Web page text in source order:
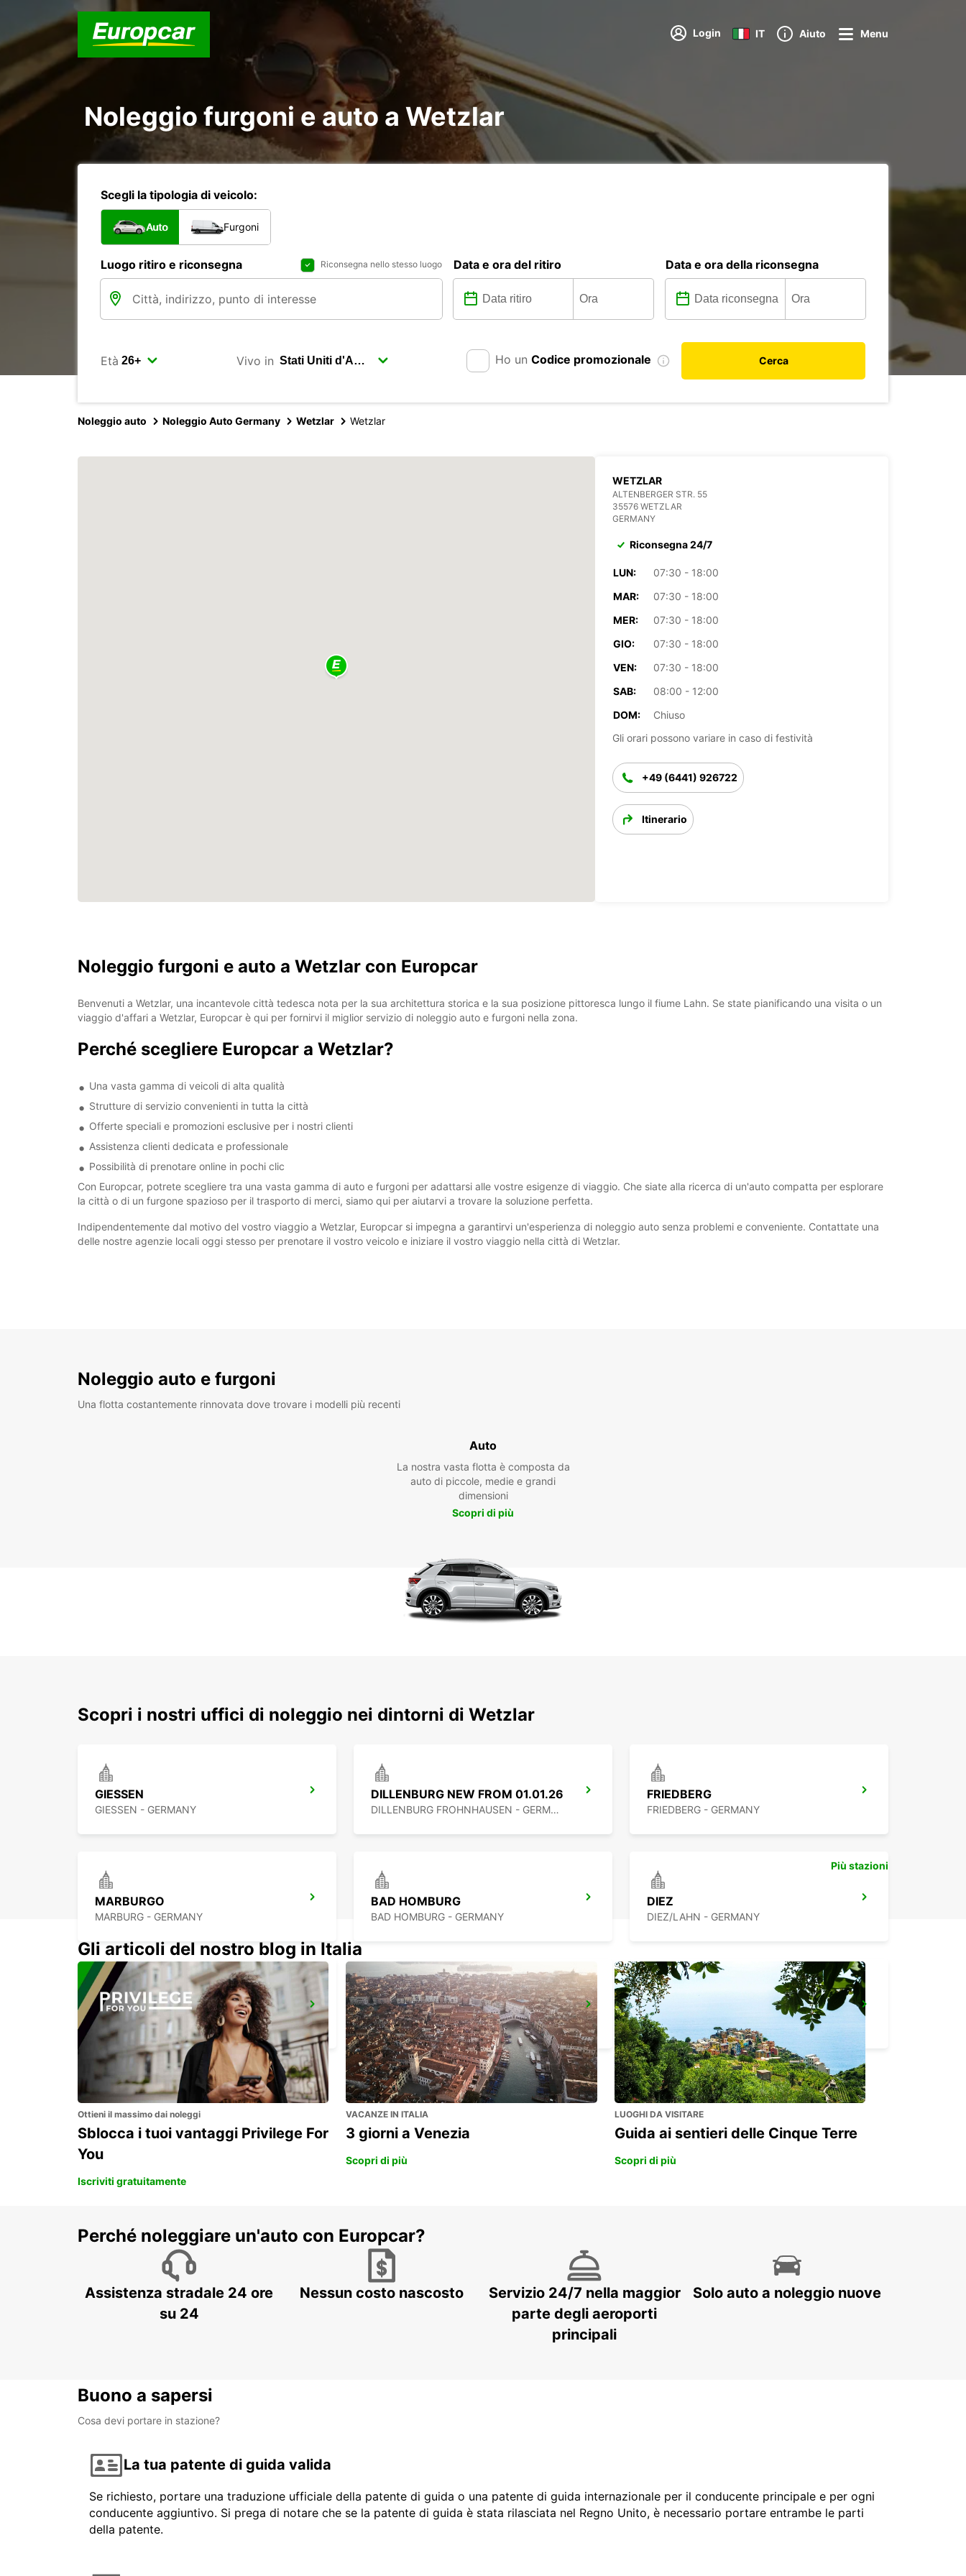
Login IT Aiuto Menu
Noleggio furgoni e auto a Wetzlar
Scegli la tipologia di veicolo:
Auto Furgoni
Luogo ritiro e riconsegna Riconsegna nello stesso luogo Data e ora del ritiro Data e ora della riconsegna
Età Vivo in Ho un Codice promozionale Cerca
Noleggio auto Noleggio Auto Germany Wetzlar Wetzlar
WETZLAR
ALTENBERGER STR. 55
35576 WETZLAR
GERMANY
Riconsegna 24/7
LUN:
07:30 - 18:00
MAR:
07:30 - 18:00
MER:
07:30 - 18:00
GIO:
07:30 - 18:00
VEN:
07:30 - 18:00
SAB:
08:00 - 12:00
DOM:
Chiuso
Gli orari possono variare in caso di festività
+49 (6441) 926722
Itinerario
Noleggio furgoni e auto a Wetzlar con Europcar
Benvenuti a Wetzlar, una incantevole città tedesca nota per la sua architettura storica e la sua posizione pittoresca lungo il fiume Lahn. Se state pianificando una visita o un
viaggio d'affari a Wetzlar, Europcar è qui per fornirvi il miglior servizio di noleggio auto e furgoni nella zona.
Perché scegliere Europcar a Wetzlar?
Una vasta gamma di veicoli di alta qualità
Strutture di servizio convenienti in tutta la città
Offerte speciali e promozioni esclusive per i nostri clienti
Assistenza clienti dedicata e professionale
Possibilità di prenotare online in pochi clic
Con Europcar, potrete scegliere tra una vasta gamma di auto e furgoni per adattarsi alle vostre esigenze di viaggio. Che siate alla ricerca di un'auto compatta per esplorare
la città o di un furgone spazioso per il trasporto di merci, siamo qui per aiutarvi a trovare la soluzione perfetta.
Indipendentemente dal motivo del vostro viaggio a Wetzlar, Europcar si impegna a garantirvi un'esperienza di noleggio auto senza problemi e conveniente. Contattate una
delle nostre agenzie locali oggi stesso per prenotare il vostro veicolo e iniziare il vostro viaggio nella città di Wetzlar.
Noleggio auto e furgoni
Una flotta costantemente rinnovata dove trovare i modelli più recenti
Auto
La nostra vasta flotta è composta da
auto di piccole, medie e grandi
dimensioni
Scopri di più
Scopri i nostri uffici di noleggio nei dintorni di Wetzlar
GIESSEN
GIESSEN - GERMANY
DILLENBURG NEW FROM 01.01.26
DILLENBURG FROHNHAUSEN - GERMANY
FRIEDBERG
FRIEDBERG - GERMANY
MARBURGO
MARBURG - GERMANY
BAD HOMBURG
BAD HOMBURG - GERMANY
DIEZ
DIEZ/LAHN - GERMANY
SIEGEN
SIEGEN - GERMANY
MONTABAUR
MONTABAUR - GERMANY
FRANCOFORTE BOCKENHEIM
FRANKFURT AM MAIN - GERMANY
Più stazioni
Gli articoli del nostro blog in Italia
Ottieni il massimo dai noleggi
Sblocca i tuoi vantaggi Privilege For
You
Iscriviti gratuitamente
VACANZE IN ITALIA
3 giorni a Venezia
Scopri di più
LUOGHI DA VISITARE
Guida ai sentieri delle Cinque Terre
Scopri di più
Perché noleggiare un'auto con Europcar?
Assistenza stradale 24 ore
su 24
Nessun costo nascosto
Servizio 24/7 nella maggior
parte degli aeroporti
principali
Solo auto a noleggio nuove
Buono a sapersi
Cosa devi portare in stazione?
La tua patente di guida valida
Se richiesto, portare una traduzione ufficiale della patente di guida o una patente di guida internazionale per il conducente principale e per ogni
conducente aggiuntivo. Si prega di notare che se la patente di guida è stata rilasciata nel Regno Unito, è necessario portare entrambe le parti
della patente.